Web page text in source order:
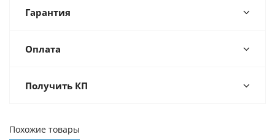
Гарантия
Оплата
Получить КП
Похожие товары